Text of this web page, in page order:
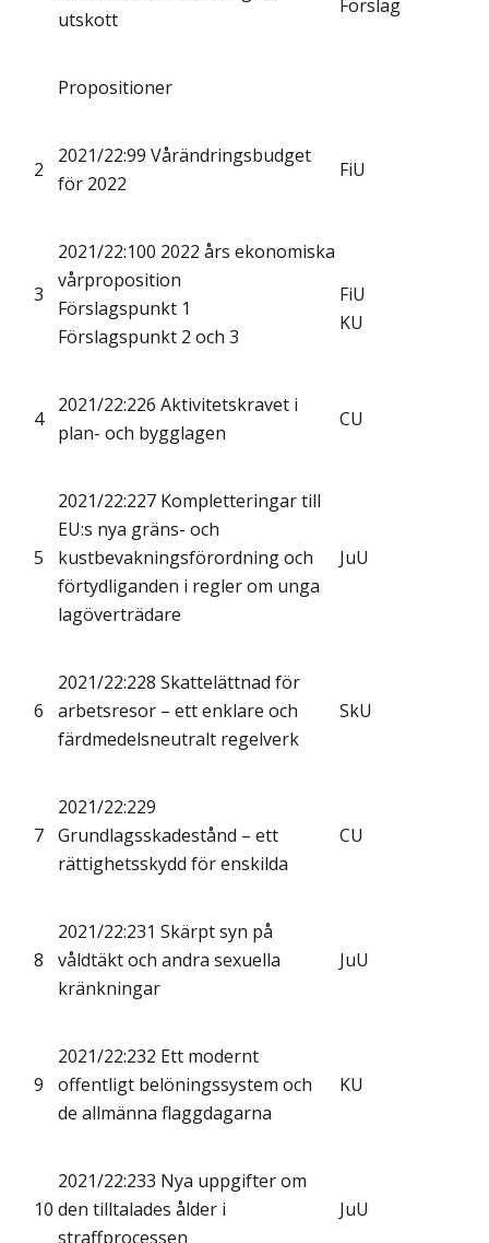
utskott
Förslag
Propositioner
2
2021/22:99 Vårändringsbudget
för 2022
FiU
3
2021/22:100 2022 års ekonomiska
vårproposition
Förslagspunkt 1
Förslagspunkt 2 och 3
FiU
KU
4
2021/22:226 Aktivitetskravet i
plan- och bygglagen
CU
5
2021/22:227 Kompletteringar till
EU:s nya gräns- och
kustbevakningsförordning och
förtydliganden i regler om unga
lagöverträdare
JuU
6
2021/22:228 Skattelättnad för
arbetsresor – ett enklare och
färdmedelsneutralt regelverk
SkU
7
2021/22:229
Grundlagsskadestånd – ett
rättighetsskydd för enskilda
CU
8
2021/22:231 Skärpt syn på
våldtäkt och andra sexuella
kränkningar
JuU
9
2021/22:232 Ett modernt
offentligt belöningssystem och
de allmänna flaggdagarna
KU
10
2021/22:233 Nya uppgifter om
den tilltalades ålder i
straffprocessen
JuU